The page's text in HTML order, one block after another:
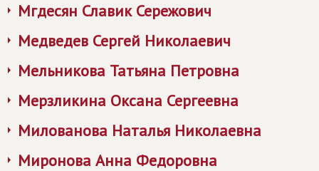
Мгдесян Славик Сережович
Медведев Сергей Николаевич
Мельникова Татьяна Петровна
Мерзликина Оксана Сергеевна
Милованова Наталья Николаевна
Миронова Анна Федоровна